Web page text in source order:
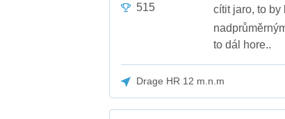
515
cítit jaro, to by
to dál hore..
Drage HR 12 m.n.m